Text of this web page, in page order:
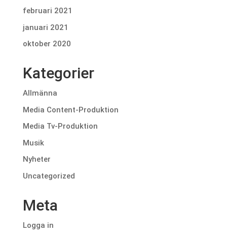
februari 2021
januari 2021
oktober 2020
Kategorier
Allmänna
Media Content-Produktion
Media Tv-Produktion
Musik
Nyheter
Uncategorized
Meta
Logga in